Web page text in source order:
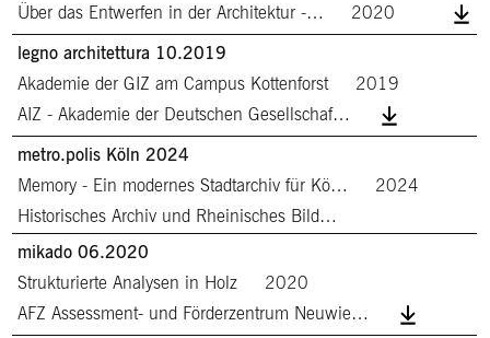
Über das Entwerfen in der Architektur -…
2020
legno architettura 10.2019
Akademie der GIZ am Campus Kottenforst
2019
AIZ - Akademie der Deutschen Gesellschaf…
metro.polis Köln 2024
Memory - Ein modernes Stadtarchiv für Kö…
2024
Historisches Archiv und Rheinisches Bild…
mikado 06.2020
Strukturierte Analysen in Holz
2020
AFZ Assessment- und Förderzentrum Neuwie…